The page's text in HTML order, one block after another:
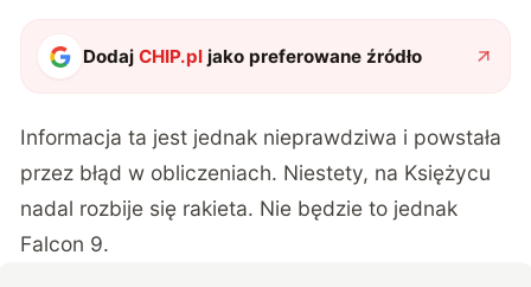
DodajCHIP.pl jako preferowane źródło
Informacja ta jest jednak nieprawdziwa i powstała
przez błąd w obliczeniach. Niestety, na Księżycu
nadal rozbije się rakieta. Nie będzie to jednak
Falcon 9.